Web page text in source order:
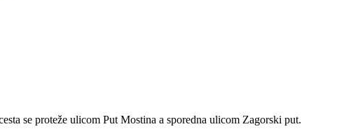
se proteže ulicom Put Mostina a sporedna ulicom Zagorski put.